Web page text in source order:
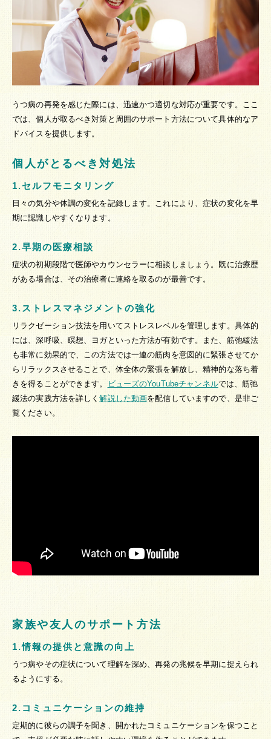
うつ病の再発を感じた際には、迅速かつ適切な対応が重要です。ここ
では、個人が取るべき対策と周囲のサポート方法について具体的なア
ドバイスを提供します。
個人がとるべき対処法
1.セルフモニタリング
日々の気分や体調の変化を記録します。これにより、症状の変化を早
期に認識しやすくなります。
2.早期の医療相談
症状の初期段階で医師やカウンセラーに相談しましょう。既に治療歴
がある場合は、その治療者に連絡を取るのが最善です。
3.ストレスマネジメントの強化
リラクゼーション技法を用いてストレスレベルを管理します。具体的
には、深呼吸、瞑想、ヨガといった方法が有効です。また、筋弛緩法
も非常に効果的で、この方法では一連の筋肉を意図的に緊張させてか
らリラックスさせることで、体全体の緊張を解放し、精神的な落ち着
きを得ることができます。
ビューズのYouTubeチャンネルでは、筋弛
緩法の実践方法を詳しく解説した動画を配信していますので、是非ご
覧ください。
家族や友人のサポート方法
1.情報の提供と意識の向上
うつ病やその症状について理解を深め、再発の兆候を早期に捉えられ
るようにする。
2.コミュニケーションの維持
定期的に彼らの調子を聞き、開かれたコミュニケーションを保つこと